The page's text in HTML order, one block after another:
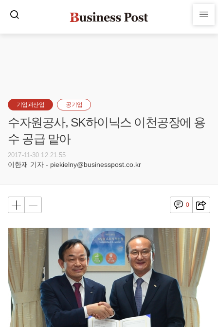
기업과산업 공기업
수자원공사, SK하이닉스 이천공장에 용
수 공급 맡아
2017-11-30 12:21:55
이한재 기자 - piekielny@businesspost.co.kr
0